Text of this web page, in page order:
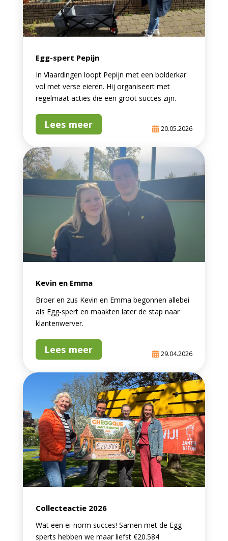
Egg-spert Pepijn
In Vlaardingen loopt Pepijn met een bolderkar
vol met verse eieren. Hij organiseert met
regelmaat acties die een groot succes zijn.
Lees meer 20.05.2026
Kevin en Emma
Broer en zus Kevin en Emma begonnen allebei
als Egg-spert en maakten later de stap naar
klantenwerver.
Lees meer 29.04.2026
Collecteactie 2026
Wat een ei-norm succes! Samen met de Egg-
sperts hebben we maar liefst €20.584